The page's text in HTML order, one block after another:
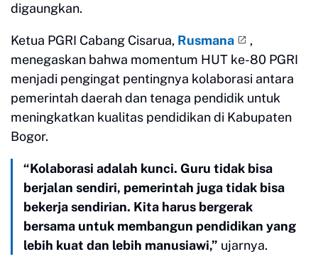
digaungkan.
Ketua PGRI Cabang Cisarua, Rusmana
,
menegaskan bahwa momentum HUT ke-80 PGRI
menjadi pengingat pentingnya kolaborasi antara
pemerintah daerah dan tenaga pendidik untuk
meningkatkan kualitas pendidikan di Kabupaten
Bogor.
“Kolaborasi adalah kunci. Guru tidak bisa
berjalan sendiri, pemerintah juga tidak bisa
bekerja sendirian. Kita harus bergerak
bersama untuk membangun pendidikan yang
lebih kuat dan lebih manusiawi,” ujarnya.